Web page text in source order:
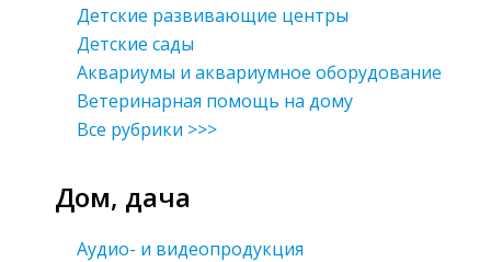
Детские развивающие центры
Детские сады
Аквариумы и аквариумное оборудование
Ветеринарная помощь на дому
Все рубрики >>>
Дом, дача
Аудио- и видеопродукция